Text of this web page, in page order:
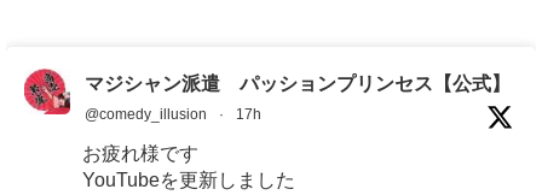
マジシャン派遣 パッションプリンセス【公式】
@comedy_illusion · 17h
お疲れ様です
YouTubeを更新しました